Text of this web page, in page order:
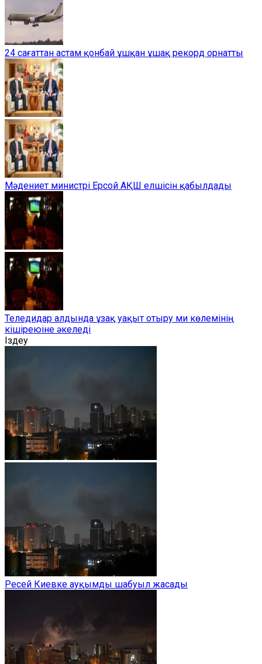
24 сағаттан астам қонбай ұшқан ұшақ рекорд орнатты
Мәдениет министрі Ерсой АҚШ елшісін қабылдады
Теледидар алдында ұзақ уақыт отыру ми көлемінің
кішіреюіне әкеледі
Іздеу
Ресей Киевке ауқымды шабуыл жасады